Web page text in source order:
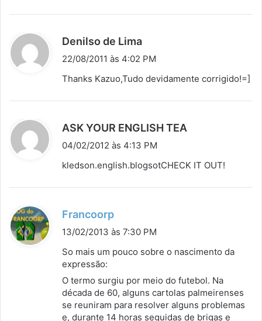
Denilso de Lima
i
e
22/08/2011 às 4:02 PM
Thanks Kazuo,Tudo devidamente corrigido!=]
ASK YOUR ENGLISH TEA
e
04/02/2012 às 4:13 PM
kledson.english.blogsotCHECK IT OUT!
Francoorp
i
e
:
13/02/2013 às 7:30 PM
So mais um pouco sobre o nascimento da
expressão:
O termo surgiu por meio do futebol. Na
década de 60, alguns cartolas palmeirenses
se reuniram para resolver alguns problemas
e, durante 14 horas seguidas de brigas e